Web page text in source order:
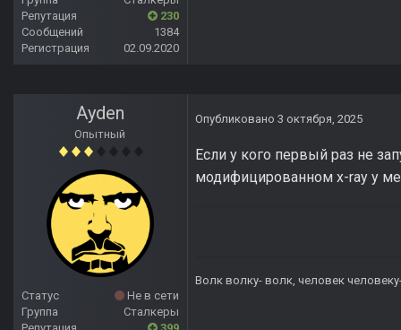
Репутация
230
Сообщений
1384
Регистрация
02.09.2020
Ayden
Опытный
Статус
Не в сети
Группа
Сталкеры
Опубликовано 3 октября, 2025
Если у кого первый раз не
модифицированном x-ray у
Волк волку- волк, человек